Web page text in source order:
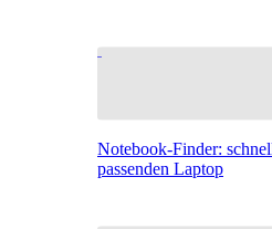
Notebook-Finder:
passenden Laptop